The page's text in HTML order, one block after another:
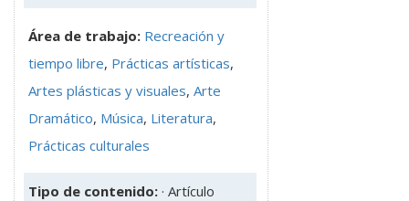
Área de trabajo: Recreación y
tiempo libre, Prácticas artísticas,
Artes plásticas y visuales, Arte
Dramático, Música, Literatura,
Prácticas culturales
Tipo de contenido: · Artículo